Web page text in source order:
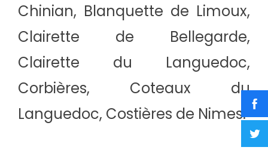
Chinian, Blanquette de Limoux,
Clairette de Bellegarde,
Clairette du Languedoc,
Corbières, Coteaux du
Languedoc, Costières de Nimes.